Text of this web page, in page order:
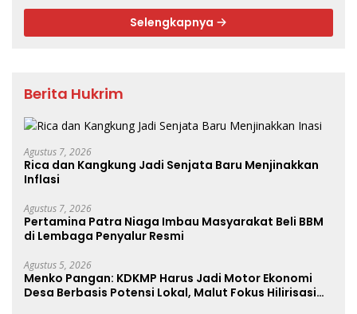
Selengkapnya
Berita Hukrim
Agustus 7, 2026
Rica dan Kangkung Jadi Senjata Baru Menjinakkan
Inflasi
Agustus 7, 2026
Pertamina Patra Niaga Imbau Masyarakat Beli BBM
di Lembaga Penyalur Resmi
Agustus 5, 2026
Menko Pangan: KDKMP Harus Jadi Motor Ekonomi
Desa Berbasis Potensi Lokal, Malut Fokus Hilirisasi